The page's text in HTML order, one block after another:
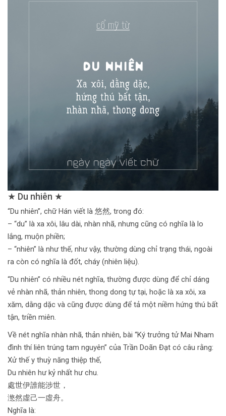
★ Du nhiên ★
“Du nhiên”, chữ Hán viết là 悠然, trong đó:
– “du” là xa xôi, lâu dài, nhàn nhã, nhưng cũng có nghĩa là lo
lắng, muộn phiền;
– “nhiên” là như thế, như vậy, thường dùng chỉ trạng thái, ngoài
ra còn có nghĩa là đốt, cháy (nhiên liệu).
“Du nhiên” có nhiều nét nghĩa, thường được dùng để chỉ dáng
vẻ nhàn nhã, thản nhiên, thong dong tự tại, hoặc là xa xôi, xa
xăm, dằng dặc và cũng được dùng để tả một niềm hứng thú bất
tận, triền miên.
Về nét nghĩa nhàn nhã, thản nhiên, bài “Ký trưởng tử Mai Nham
đình thí liên trúng tam nguyên” của Trần Doãn Đạt có câu rằng:
Xử thế y thuỳ năng thiệp thế,
Du nhiên hư kỷ nhất hư chu.
處世伊誰能涉世，
滺然虛己一虛舟。
Nghĩa là: